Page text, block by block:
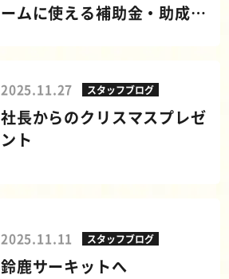
ームに使える補助金・助成金
2025.11.27 スタッフブログ
社長からのクリスマスプレゼ
ント
2025.11.11 スタッフブログ
鈴鹿サーキットへ